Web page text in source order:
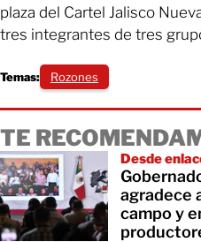
plaza del Cartel Jalisco
tres integrantes de tres
Temas: Rozones
TE
Desde
agradece
campo y